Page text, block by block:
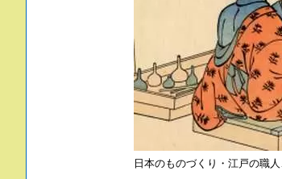
日本のものづくり・江戸の職